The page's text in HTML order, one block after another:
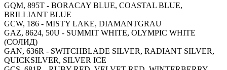
GQM, 895T - BORACAY BLUE, COASTAL BLUE,
BRILLIANT BLUE
GCW, 186 - MISTY LAKE, DIAMANTGRAU
GAZ, 8624, 50U - SUMMIT WHITE, OLYMPIC WHITE
(СОЛИД)
GAN, 636R - SWITCHBLADE SILVER, RADIANT SILVER,
QUICKSILVER, SILVER ICE